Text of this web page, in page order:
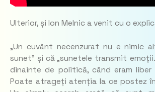
Ulterior, și Ion Melnic a venit cu o
„Un cuvânt necenzurat nu e nimic
sunet” și că „sunetele transmit
dinainte de politică, când eram
Poate atrageți atenția la ce postez